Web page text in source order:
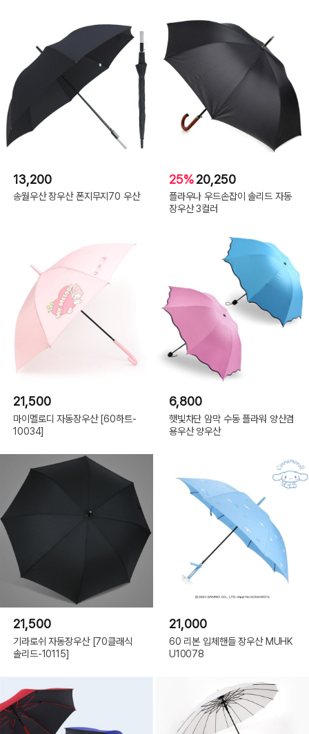
13,200
송월우산 장우산 폰지무지70 우산
25%20,250
플라우나 우드손잡이 솔리드 자동
장우산 3컬러
21,500
마이멜로디 자동장우산 [60하트-
10034]
6,800
햇빛차단 암막 수동 플라워 양산겸
용우산 양우산
21,500
기라로쉬 자동장우산 [70클래식
솔리드-10115]
21,000
60 리본 입체핸들 장우산 MUHK
U10078